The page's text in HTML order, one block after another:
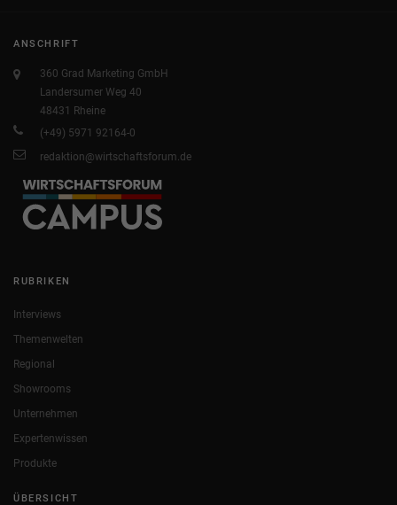
ANSCHRIFT
360 Grad Marketing GmbH
Landersumer Weg 40
48431 Rheine
(+49) 5971 92164-0
redaktion@wirtschaftsforum.de
RUBRIKEN
Interviews
Themenwelten
Regional
Showrooms
Unternehmen
Expertenwissen
Produkte
ÜBERSICHT